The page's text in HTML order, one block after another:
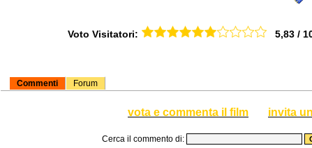
Voto Visitatori: 5,83 /
Commenti Forum
vota e commenta il film invita
Cerca il commento di: